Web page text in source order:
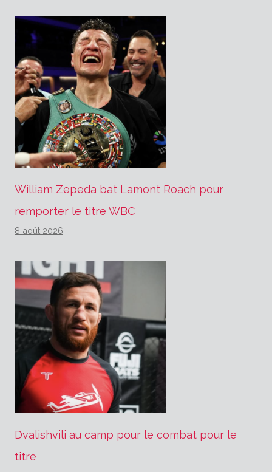
William Zepeda bat Lamont Roach pour
remporter le titre WBC
8 août 2026
Dvalishvili au camp pour le combat pour le
titre